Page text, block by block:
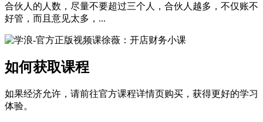
合伙人的人数，尽量不要超过三个人，合伙人越多，不仅账不
好管，而且意见太多，...
如何获取课程
如果经济允许，请前往官方课程详情页购买，获得更好的学习
体验。